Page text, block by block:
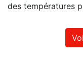
des températures